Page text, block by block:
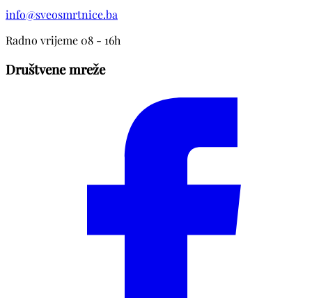
info@sveosmrtnice.ba
Radno vrijeme 08 - 16h
Društvene mreže